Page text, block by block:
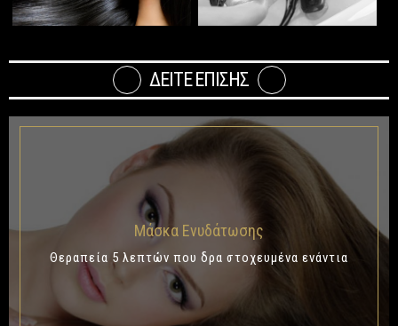
ΔΕΙΤΕ ΕΠΙΣΗΣ
Μάσκα Ενυδάτωσης
Θεραπεία 5 λεπτών που δρα στοχευμένα ενάντια